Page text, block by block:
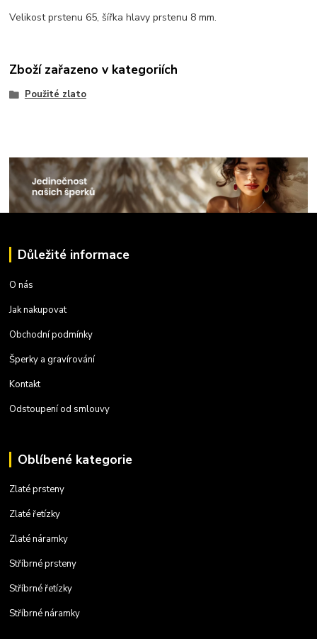
Velikost prstenu 65, šířka hlavy prstenu 8 mm.
Zboží zařazeno v kategoriích
Použité zlato
Důležité informace
O nás
Jak nakupovat
Obchodní podmínky
Šperky a gravírování
Kontakt
Odstoupení od smlouvy
Oblíbené kategorie
Zlaté prsteny
Zlaté řetízky
Zlaté náramky
Stříbrné prsteny
Stříbrné řetízky
Stříbrné náramky